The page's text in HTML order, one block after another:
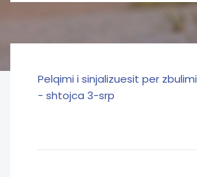
Pelqimi i sinjalizuesit per
- shtojca 3-srp